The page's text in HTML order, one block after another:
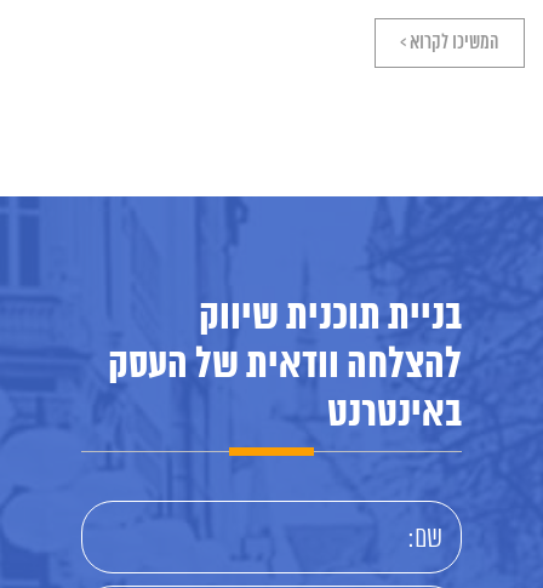
המשיכו לקרוא >
בניית תוכנית שיווק
להצלחה וודאית של העסק
באינטרנט